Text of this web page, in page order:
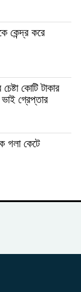
কেন্দ্র করে
কোটি টাকার
গ্রেপ্তার
গলা কেটে